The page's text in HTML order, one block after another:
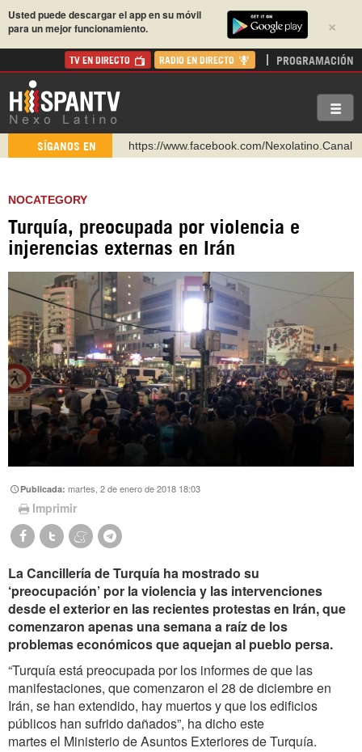
×
Usted puede descargar el app en su móvil
para un mejor funcionamiento.
TV EN DIRECTO RADIO EN DIRECTO PROGRAMACIÓN
SÍGANOS EN
https://www.facebook.com/Nexolatino.Canal
https://t.me/hispantvcanal
https://urmedium.com/c/hispantv
Instagram como: hispan_tv
NOCATEGORY
Turquía, preocupada por violencia e
injerencias externas en Irán
Publicada:martes, 2 de enero de 2018 18:03
Imprimir
La Cancillería de Turquía ha mostrado su
‘preocupación’ por la violencia y las intervenciones
desde el exterior en las recientes protestas en Irán, que
comenzaron apenas una semana a raíz de los
problemas económicos que aquejan al pueblo persa.
“Turquía está preocupada por los informes de que las
manifestaciones, que comenzaron el 28 de diciembre en
Irán, se han extendido, hay muertos y que los edificios
públicos han sufrido dañados”, ha dicho este
martes el Ministerio de Asuntos Exteriores de Turquía.